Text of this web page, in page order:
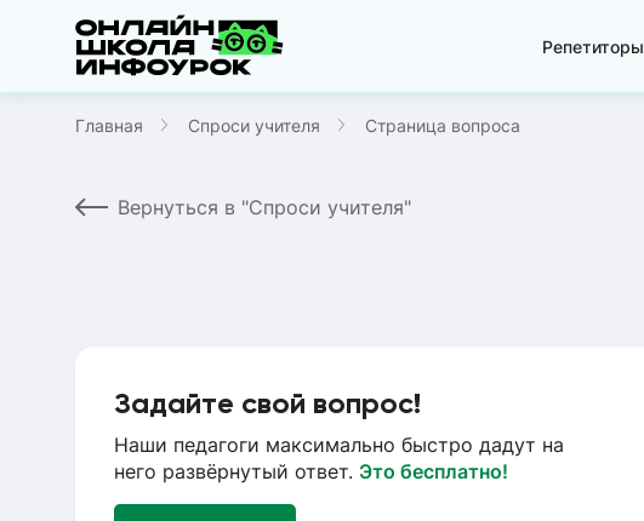
Репетиторы
Главная Спроси учителя Страница вопроса
Вернуться в "Спроси учителя"
Задайте свой вопрос!
Наши педагоги максимально быстро дадут на
него развёрнутый ответ. Это бесплатно!